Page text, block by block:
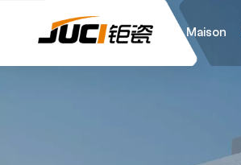
Maison